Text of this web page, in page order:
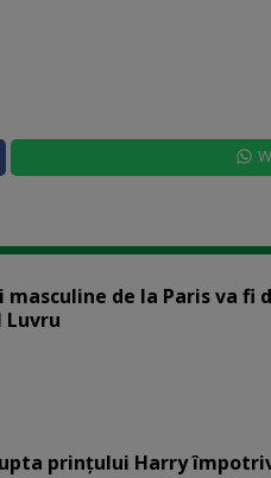
de la Paris va fi
Luvru
prinţului Harry